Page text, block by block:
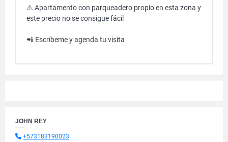
⚠️ Apartamento con parqueadero propio en esta zona y
este precio no se consigue fácil
📲 Escríbeme y agenda tu visita
JOHN REY
+573183190023